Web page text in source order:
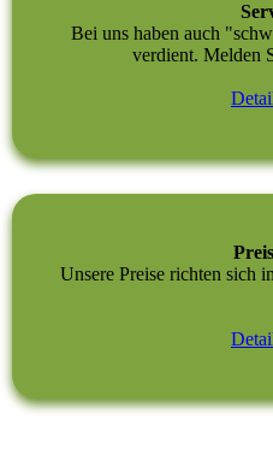
Bei uns haben auch
verdient. Melden
Unsere Preise richten sich